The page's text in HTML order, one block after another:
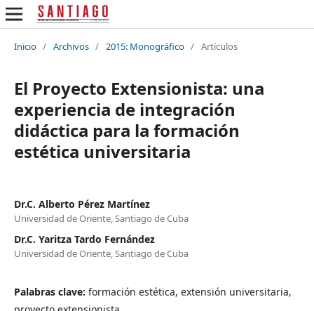
Inicio / Archivos / 2015: Monográfico / Artículos
El Proyecto Extensionista: una
experiencia de integración
didáctica para la formación
estética universitaria
Dr.C. Alberto Pérez Martínez
Universidad de Oriente, Santiago de Cuba
Dr.C. Yaritza Tardo Fernández
Universidad de Oriente, Santiago de Cuba
Palabras clave: formación estética, extensión universitaria,